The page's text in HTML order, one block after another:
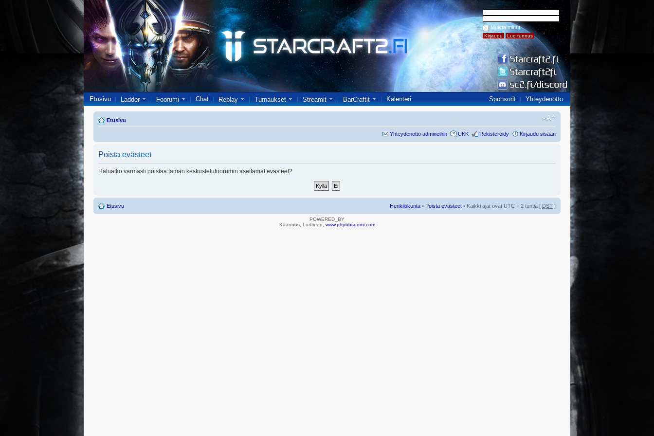
Muista minut
Etusivu Ladder Foorumi Chat Replay Turnaukset Streamit BarCraftit Kalenteri Sponsorit Yhteydenotto
Etusivu
Yhteydenotto admineihin UKK Rekisteröidy Kirjaudu sisään
Poista evästeet
Haluatko varmasti poistaa tämän keskustelufoorumin asettamat evästeet?
Etusivu Henkilökunta • Poista evästeet • Kaikki ajat ovat UTC + 2 tuntia [ DST ]
POWERED_BY
Käännös, Lurttinen, www.phpbbsuomi.com